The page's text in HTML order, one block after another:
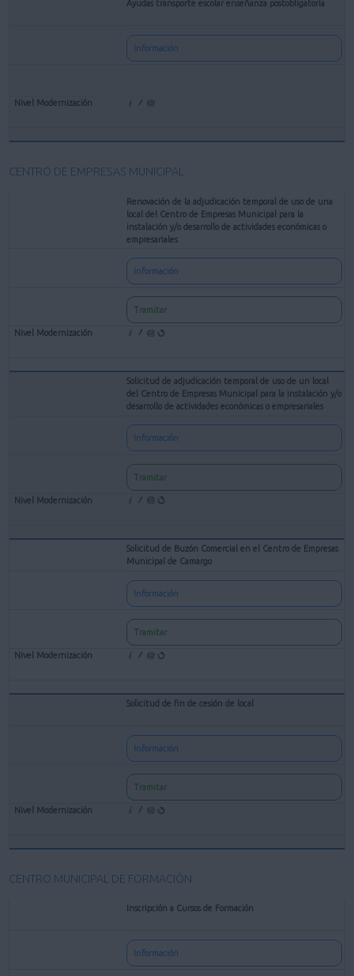
Ayudas transporte escolar enseñanza postobligatoria
Información
CENTRO DE EMPRESAS MUNICIPAL
Renovación de la adjudicación temporal de uso de una
local del Centro de Empresas Municipal para la
instalación y/o desarrollo de actividades económicas o
empresariales
Información
Tramitar
Solicitud de adjudicación temporal de uso de un local
del Centro de Empresas Municipal para la instalación y/o
desarrollo de actividades económicas o empresariales
Información
Tramitar
Solicitud de Buzón Comercial en el Centro de Empresas
Municipal de Camargo
Información
Tramitar
Solicitud de fin de cesión de local
Información
Tramitar
CENTRO MUNICIPAL DE FORMACIÓN
Inscripción a Cursos de Formación
Información